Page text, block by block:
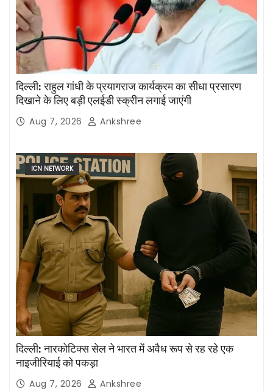
दिल्ली: राहुल गांधी के प्रयागराज कार्यक्रम का सीधा प्रसारण
दिखाने के लिए बड़ी एलईडी स्क्रीन लगाई जाएंगी
Aug 7, 2026 Ankshree
ICN NETWORK
दिल्ली: नारकोटिक्स सेल ने भारत में अवैध रूप से रह रहे एक
नाइजीरियाई को पकड़ा
Aug 7, 2026 Ankshree